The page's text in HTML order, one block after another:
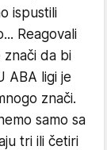
ispustili
Reagovali
da bi
ABA ligi je
znači.
samo sa
tri ili četiri